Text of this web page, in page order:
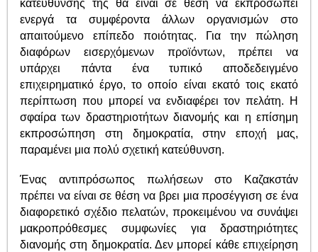
κατεύθυνσής της θα είναι σε θέση να εκπροσωπεί
ενεργά τα συμφέροντα άλλων οργανισμών στο
απαιτούμενο επίπεδο ποιότητας. Για την πώληση
διαφόρων εισερχόμενων προϊόντων, πρέπει να
υπάρχει πάντα ένα τυπικό αποδεδειγμένο
επιχειρηματικό έργο, το οποίο είναι εκατό τοις εκατό
περίπτωση που μπορεί να ενδιαφέρει τον πελάτη. Η
σφαίρα των δραστηριοτήτων διανομής και η επίσημη
εκπροσώπηση στη δημοκρατία, στην εποχή μας,
παραμένει μια πολύ σχετική κατεύθυνση.
Ένας αντιπρόσωπος πωλήσεων στο Καζακστάν
πρέπει να είναι σε θέση να βρει μια προσέγγιση σε ένα
διαφορετικό σχέδιο πελατών, προκειμένου να συνάψει
μακροπρόθεσμες συμφωνίες για δραστηριότητες
διανομής στη δημοκρατία. Δεν μπορεί κάθε επιχείρηση